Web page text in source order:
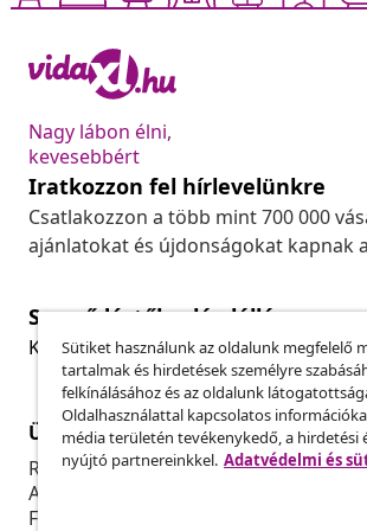
Nagy lábon élni,
kevesebbért
Iratkozzon fel hírlevelünkre
Csatlakozzon a több mint 700 000
ajánlatokat és újdonságokat kapnak
Szerződéstől való elállás
Küldj be egy rendelés lemondására
Ügyfélszolgálat
Rendelés nyomon követése
A fiókom
Fizetés
Sütiket használunk az oldalunk megfelelő
tartalmak és hirdetések személyre
felkínálásához és az oldalunk
Oldalhasználattal kapcsolatos
média területén tevékenykedő, a hirdetési
nyújtó partnereinkkel. Adatvédelmi és